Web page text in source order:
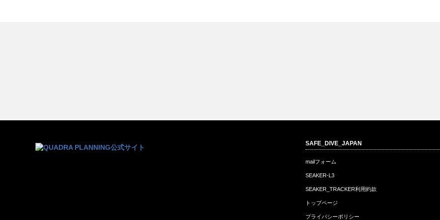
すくみ
現したのか
マリーナ会員艇の安全管理
み…
SAFE_DIVE_JAPAN
mailフォーム
SEAKER-L3
SEAKER_TRACKER利用約款
トップページ
プライバシーポリシー